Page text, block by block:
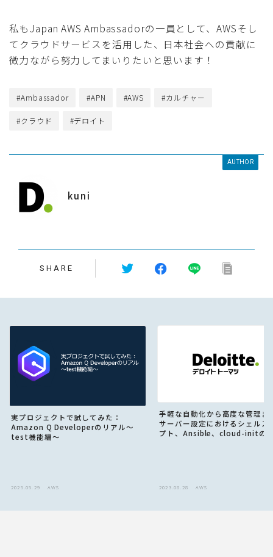
私もJapan AWS Ambassadorの一員として、AWSそし
てクラウドサービスを活用した、日本社会への貢献に
微力ながら努力してまいりたいと思います！
#Ambassador #APN #AWS #カルチャー
#クラウド #デロイト
AUTHOR
kuni
SHARE
実プロジェクトで試してみた：
Amazon Q Developerのリアル〜
test機能編〜
2025.05.29 AWS
手軽な自動化から高度な管理ま
サーバー設定におけるシェルス
プト、Ansible、cloud-initの
2023.08.28 AWS